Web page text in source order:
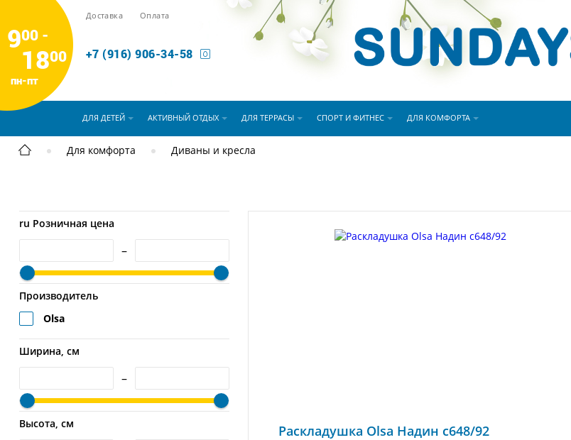
900 -
1800
пн-пт
Доставка Оплата
+7 (916) 906-34-58
ДЛЯ ДЕТЕЙ АКТИВНЫЙ ОТДЫХ ДЛЯ ТЕРРАСЫ СПОРТ И ФИТНЕС ДЛЯ КОМФОРТА
Для комфорта Диваны и кресла
ru Розничная цена
–
Производитель
Olsa
Ширина, см
–
Высота, см Раскладушка Olsa Надин с648/92